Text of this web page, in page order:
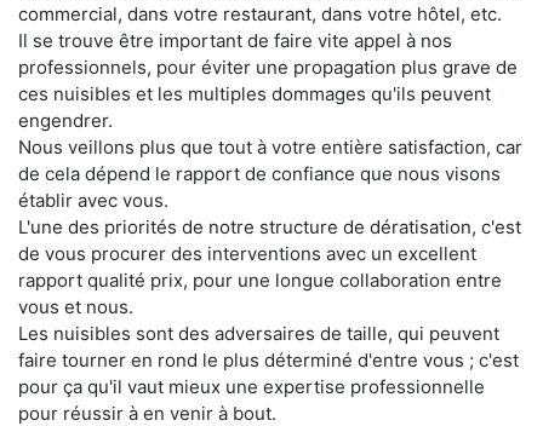
commercial, dans votre restaurant, dans votre hôtel, etc.
Il se trouve être important de faire vite appel à nos
professionnels, pour éviter une propagation plus grave de
ces nuisibles et les multiples dommages qu'ils peuvent
engendrer.
Nous veillons plus que tout à votre entière satisfaction, car
de cela dépend le rapport de confiance que nous visons
établir avec vous.
L'une des priorités de notre structure de dératisation, c'est
de vous procurer des interventions avec un excellent
rapport qualité prix, pour une longue collaboration entre
vous et nous.
Les nuisibles sont des adversaires de taille, qui peuvent
faire tourner en rond le plus déterminé d'entre vous ; c'est
pour ça qu'il vaut mieux une expertise professionnelle
pour réussir à en venir à bout.